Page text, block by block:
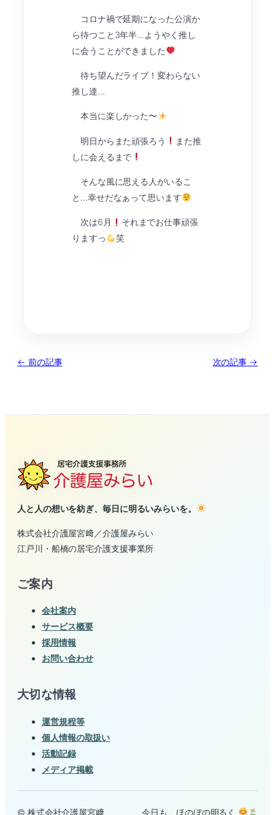
コロナ禍で延期になった公演か
ら待つこと3年半…ようやく推し
に会うことができました
待ち望んだライブ！変わらない
推し達…
本当に楽しかった〜
明日からまた頑張ろう
また推
しに会えるまで
そんな風に思える人がいるこ
と…幸せだなぁって思います
次は6月
それまでお仕事頑張
りますっ
笑
← 前の記事 次の記事 →
人と人の想いを紡ぎ、毎日に明るいみらいを。
株式会社介護屋宮﨑／介護屋みらい
江戸川・船橋の居宅介護支援事業所
ご案内
会社案内
サービス概要
採用情報
お問い合わせ
大切な情報
運営規程等
個人情報の取扱い
活動記録
メディア掲載
© 株式会社介護屋宮﨑 今日も、ほのぼの明るく